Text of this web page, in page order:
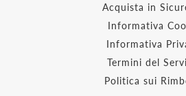
Acquista in
Informativa
Informativa
Termini del
Politica sui